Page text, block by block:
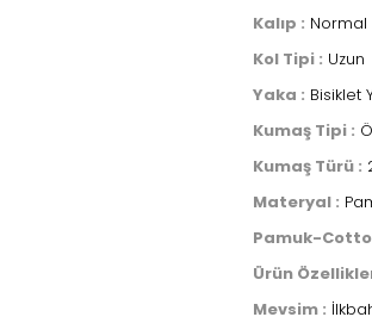
Kalıp : Normal
Kol Tipi : Uzun
Yaka : Bisiklet
Kumaş Tipi :
Kumaş Türü :
Materyal :
Pamuk-
Ürün
Mevsim :